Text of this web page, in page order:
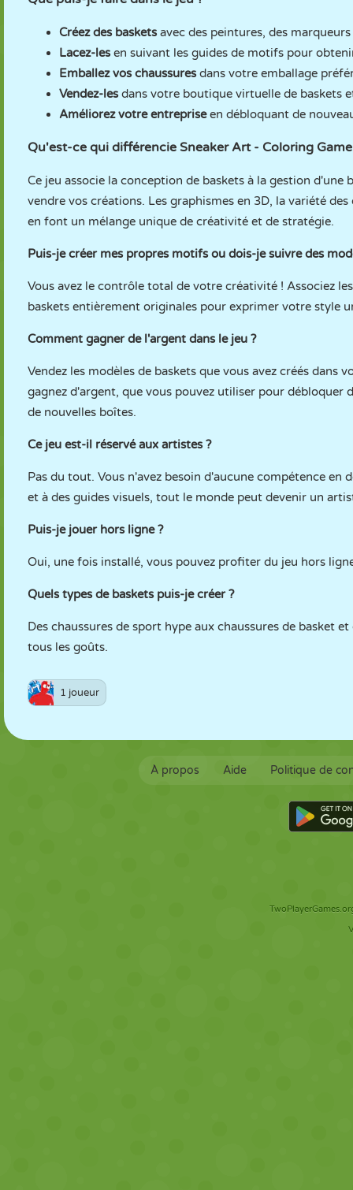
Créez des basketsavec des peintures, des
Lacez-lesen suivant les guides de motifs pour
Emballez vos chaussuresdans votre emballage
Vendez-lesdans votre boutique virtuelle de baskets
Améliorez votre entrepriseen débloquant de
Qu'est-ce qui différencie Sneaker Art - Coloring
Ce jeu associe la conception de baskets à la gestion
vendre vos créations. Les graphismes en 3D, la variété
en font un mélange unique de créativité et de stratégie.
Puis-je créer mes propres motifs ou dois-je suivre des
Vous avez le contrôle total de votre créativité ! Associez
baskets entièrement originales pour exprimer votre style
Comment gagner de l'argent dans le jeu ?
Vendez les modèles de baskets que vous avez créés
gagnez d'argent, que vous pouvez utiliser pour débloquer
de nouvelles boîtes.
Ce jeu est-il réservé aux artistes ?
Pas du tout. Vous n'avez besoin d'aucune compétence en
et à des guides visuels, tout le monde peut devenir un
Puis-je jouer hors ligne ?
Oui, une fois installé, vous pouvez profiter du jeu hors
Quels types de baskets puis-je créer ?
Des chaussures de sport hype aux chaussures de basket
tous les goûts.
1 joueur
À propos Aide Politique de